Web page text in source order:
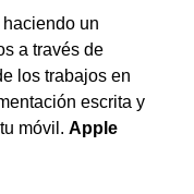
un
a través de
los trabajos en
escrita y
móvil. Apple